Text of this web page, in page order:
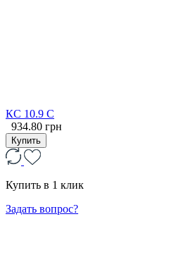
КС 10.9 С
934.80 грн
Купить
Купить в 1 клик
Задать вопрос?